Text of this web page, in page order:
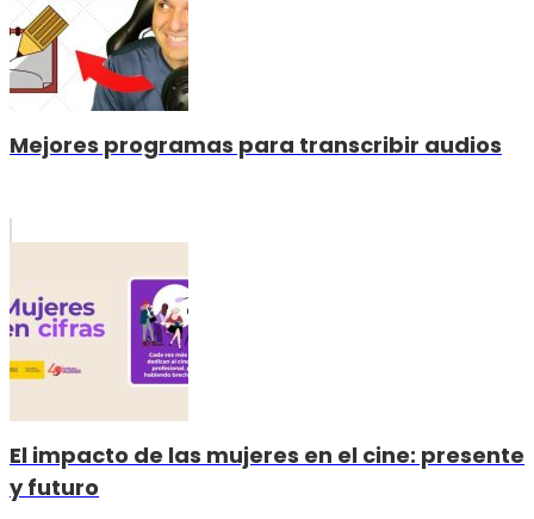
Mejores programas para transcribir audios
El impacto de las mujeres en el cine: presente
y futuro